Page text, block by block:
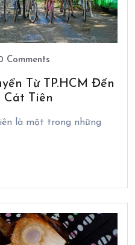
Comments
Từ TP.HCM Đến
Cát Tiên
là một trong những